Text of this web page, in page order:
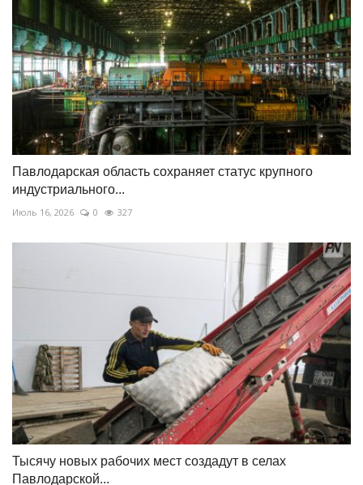
Павлодарская область сохраняет статус крупного
индустриального...
Июль 16, 2026 0 327
Тысячу новых рабочих мест создадут в селах
Павлодарской...